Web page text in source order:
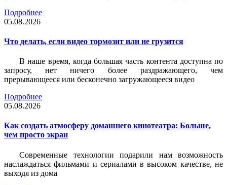
Подробнее
05.08.2026
Что делать, если видео тормозит или не грузится
В наше время, когда большая часть контента доступна по
запросу, нет ничего более раздражающего, чем
прерывающееся или бесконечно загружающееся видео
Подробнее
05.08.2026
Как создать атмосферу домашнего кинотеатра: Больше,
чем просто экран
Современные технологии подарили нам возможность
наслаждаться фильмами и сериалами в высоком качестве, не
выходя из дома